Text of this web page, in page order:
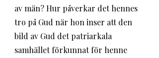
av män? Hur påverkar det hennes
tro på Gud när hon inser att den
bild av Gud det patriarkala
samhället förkunnat för henne